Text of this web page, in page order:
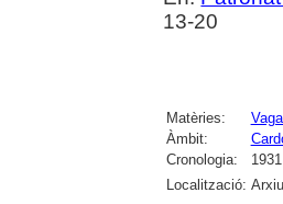
13-20
Matèries:
Àmbit:
Cronologia:
1931
Localització: